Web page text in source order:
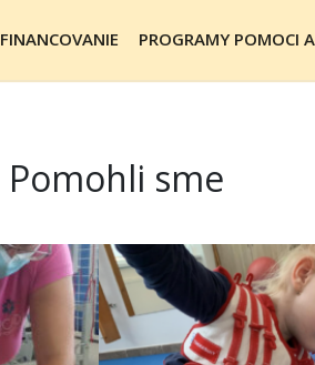
FINANCOVANIE PROGRAMY POMOCI
Pomohli sme